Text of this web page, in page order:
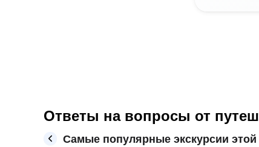
Ответы на вопросы от
Самые популярные экскурсии